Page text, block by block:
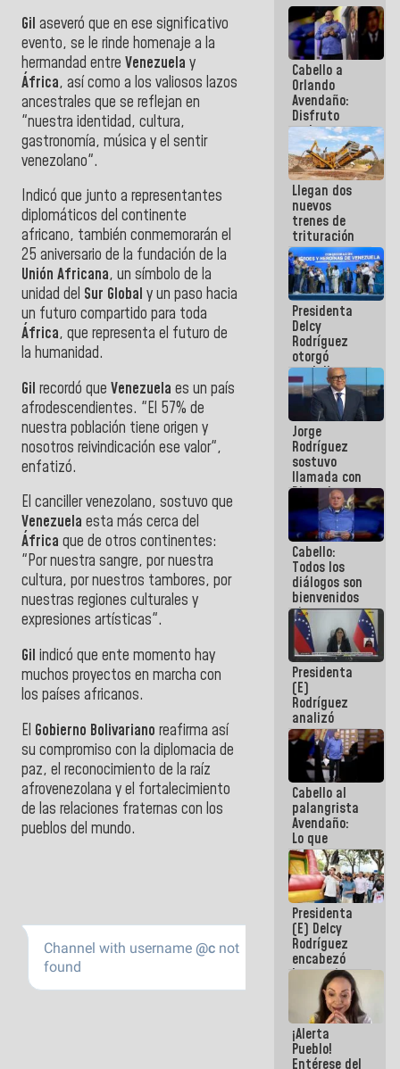
Gil aseveró que en ese significativo
evento, se le rinde homenaje a la
hermandad entre Venezuela y
África, así como a los valiosos lazos
ancestrales que se reflejan en
"nuestra identidad, cultura,
gastronomía, música y el sentir
venezolano".
Indicó que junto a representantes
diplomáticos del continente
africano, también conmemorarán el
25 aniversario de la fundación de la
Unión Africana, un símbolo de la
unidad del Sur Global y un paso hacia
un futuro compartido para toda
África, que representa el futuro de
la humanidad.
Gil recordó que Venezuela es un país
afrodescendientes. "El 57% de
nuestra población tiene origen y
nosotros reivindicación ese valor",
enfatizó.
El canciller venezolano, sostuvo que
Venezuela esta más cerca del
África que de otros continentes:
"Por nuestra sangre, por nuestra
cultura, por nuestros tambores, por
nuestras regiones culturales y
expresiones artísticas".
Gil indicó que ente momento hay
muchos proyectos en marcha con
los países africanos.
El Gobierno Bolivariano reafirma así
su compromiso con la diplomacia de
paz, el reconocimiento de la raíz
afrovenezolana y el fortalecimiento
de las relaciones fraternas con los
pueblos del mundo.
Cabello a
Orlando
Avendaño:
Disfruto
cada vez
que escribes
porque lo
que haces
es
embarrarla
Llegan dos
nuevos
trenes de
trituración
para
optimizar
manejo de
escombros
en La Guaira
Presidenta
Delcy
Rodríguez
otorgó
medalla
"Héroe de
Venezuela"
a servidores
públicos
Jorge
Rodríguez
sostuvo
llamada con
Dinorah
Figuera y
acuerdan
primer
encuentro
presencial
para el
diálogo
Cabello:
Todos los
diálogos son
bienvenidos
siempre que
estén en el
marco de la
Constitución
de la
República
Presidenta
(E)
Rodríguez
analizó
junto a
gobernadores
planes de
recuperación
del Sistema
Eléctrico
Nacional
Cabello al
palangrista
Avendaño:
Lo que
vayas a
escribir
hazlo hoy
por que no
sabemos si
la semana
que viene
hay
programa
Presidenta
(E) Delcy
Rodríguez
encabezó
lanzamiento
del Plan
Nacional de
Recreación
Vacacional
¡Alerta
Pueblo!
Entérese del